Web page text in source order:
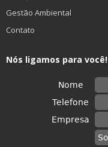
Gestão Ambiental
Contato
Nós ligamos para você!